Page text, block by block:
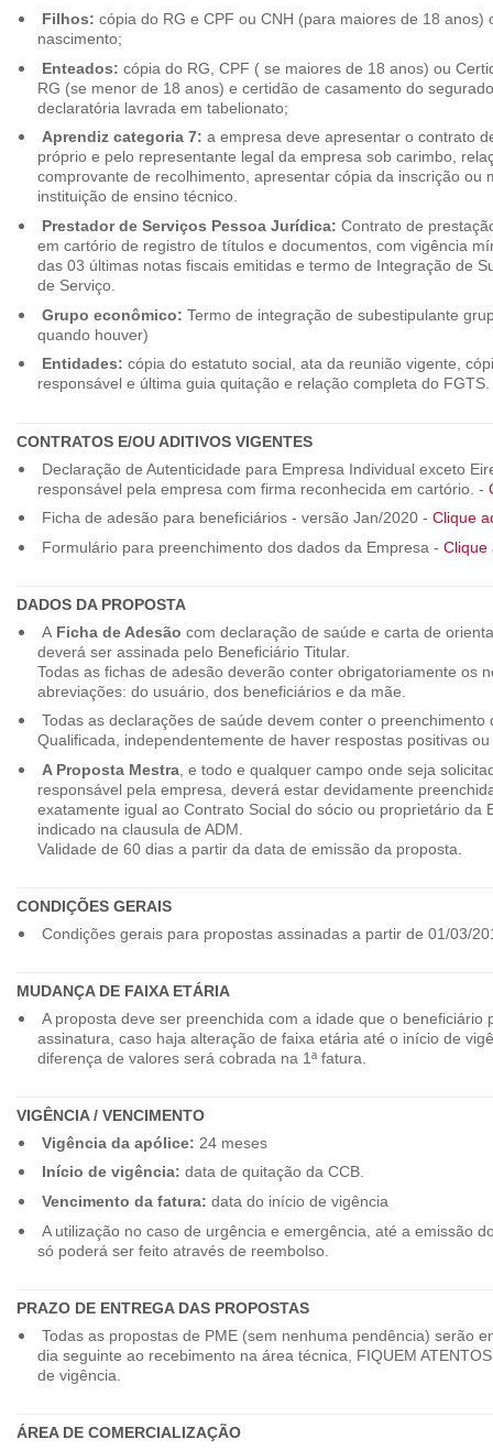
Filhos: cópia do RG e CPF ou CNH (para maiores de 18 anos)
nascimento;
Enteados: cópia do RG, CPF ( se maiores de 18 anos) ou
RG (se menor de 18 anos) e certidão de casamento do
declaratória lavrada em tabelionato;
Aprendiz categoria 7: a empresa deve apresentar o contrato
próprio e pelo representante legal da empresa sob carimbo,
comprovante de recolhimento, apresentar cópia da inscrição ou
instituição de ensino técnico.
Prestador de Serviços Pessoa Jurídica: Contrato de
em cartório de registro de títulos e documentos, com vigência
das 03 últimas notas fiscais emitidas e termo de Integração de
de Serviço.
Grupo econômico: Termo de integração de subestipulante
quando houver)
Entidades: cópia do estatuto social, ata da reunião vigente,
responsável e última guia quitação e relação completa do FGTS.
CONTRATOS E/OU ADITIVOS VIGENTES
Declaração de Autenticidade para Empresa Individual exceto
responsável pela empresa com firma reconhecida em cartório. -
Ficha de adesão para beneficiários - versão Jan/2020 - Clique
Formulário para preenchimento dos dados da Empresa - Clique
DADOS DA PROPOSTA
A Ficha de Adesão com declaração de saúde e carta de
deverá ser assinada pelo Beneficiário Titular.
Todas as fichas de adesão deverão conter obrigatoriamente os
abreviações: do usuário, dos beneficiários e da mãe.
Todas as declarações de saúde devem conter o preenchimento
Qualificada, independentemente de haver respostas positivas ou
A Proposta Mestra, e todo e qualquer campo onde seja
responsável pela empresa, deverá estar devidamente
exatamente igual ao Contrato Social do sócio ou proprietário da
indicado na clausula de ADM.
Validade de 60 dias a partir da data de emissão da proposta.
CONDIÇÕES GERAIS
Condições gerais para propostas assinadas a partir de 01/03/
MUDANÇA DE FAIXA ETÁRIA
A proposta deve ser preenchida com a idade que o beneficiário
assinatura, caso haja alteração de faixa etária até o início de
diferença de valores será cobrada na 1ª fatura.
VIGÊNCIA / VENCIMENTO
Vigência da apólice: 24 meses
Início de vigência: data de quitação da CCB.
Vencimento da fatura: data do início de vigência
A utilização no caso de urgência e emergência, até a emissão
só poderá ser feito através de reembolso.
PRAZO DE ENTREGA DAS PROPOSTAS
Todas as propostas de PME (sem nenhuma pendência) serão
dia seguinte ao recebimento na área técnica, FIQUEM
de vigência.
ÁREA DE COMERCIALIZAÇÃO